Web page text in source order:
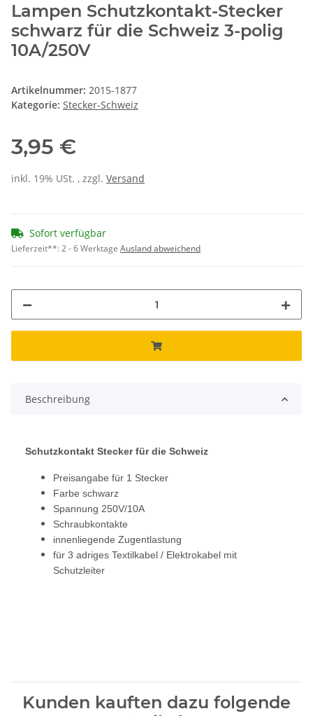
Lampen Schutzkontakt-Stecker
schwarz für die Schweiz 3-polig
10A/250V
Artikelnummer: 2015-1877
Kategorie: Stecker-Schweiz
3,95 €
inkl. 19% USt. , zzgl. Versand
Sofort verfügbar
Lieferzeit**:2 - 6 Werktage Ausland abweichend
Beschreibung
Schutzkontakt Stecker für die Schweiz
Preisangabe für 1 Stecker
Farbe schwarz
Spannung 250V/10A
Schraubkontakte
innenliegende Zugentlastung
für 3 adriges Textilkabel / Elektrokabel mit
Schutzleiter
Kunden kauften dazu folgende